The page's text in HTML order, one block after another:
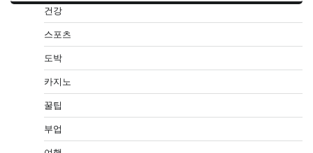
건강
스포츠
도박
카지노
꿀팁
부업